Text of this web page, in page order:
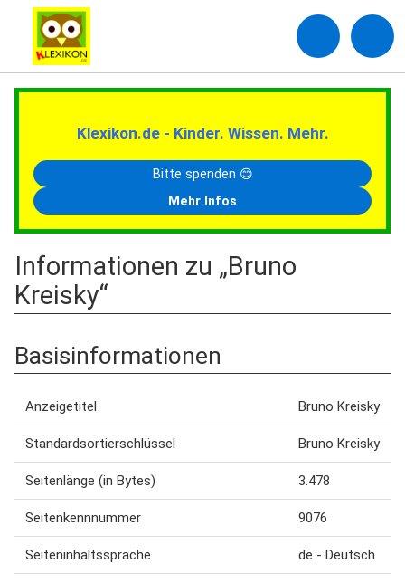
Klexikon.de - Kinder. Wissen. Mehr.
Bitte spenden 😊
Mehr Infos
Informationen zu „Bruno
Kreisky“
Basisinformationen
Anzeigetitel Bruno Kreisky
Standardsortierschlüssel Bruno Kreisky
Seitenlänge (in Bytes) 3.478
Seitenkennnummer 9076
Seiteninhaltssprache de - Deutsch